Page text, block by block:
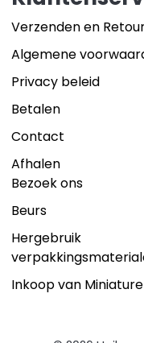
Verzenden en
Algemene
Privacy beleid
Betalen
Contact
Afhalen
Bezoek ons
Beurs
Hergebruik
Inkoop van